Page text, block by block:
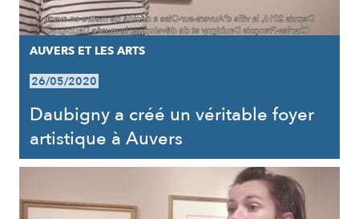
AUVERS ET LES ARTS
26/05/2020
Daubigny a créé un véritable foyer
artistique à Auvers